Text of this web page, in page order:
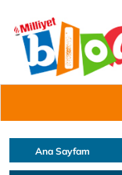
Ana Sayfam